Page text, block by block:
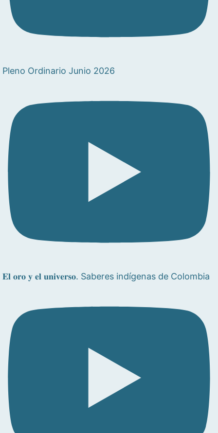
Pleno Ordinario Junio 2026
𝐄𝐥 𝐨𝐫𝐨 𝐲 𝐞𝐥 𝐮𝐧𝐢𝐯𝐞𝐫𝐬𝐨. Saberes indígenas de Colombia